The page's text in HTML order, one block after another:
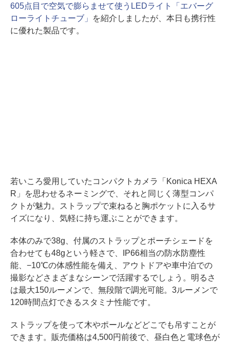
605点目で空気で膨らませて使うLEDライト「エバーグ
ローライトチューブ」
を紹介しましたが、本日も携行性
に優れた製品です。
若いころ愛用していたコンパクトカメラ「Konica HEXA
R」を思わせるネーミングで、それと同じく薄型コンパ
クトが魅力。ストラップで束ねると胸ポケットに入るサ
イズになり、気軽に持ち運ぶことができます。
本体のみで38g、付属のストラップとポーチシェードを
合わせても48gという軽さで、IP66相当の防水防塵性
能、−10℃の体感性能を備え、アウトドアや車中泊での
撮影などさまざまなシーンで活躍するでしょう。明るさ
は最大150ルーメンで、無段階で調光可能。3ルーメンで
120時間点灯できるスタミナ性能です。
ストラップを使って木やポールなどどこでも吊すことが
できます。販売価格は4,500円前後で、昼白色と電球色が